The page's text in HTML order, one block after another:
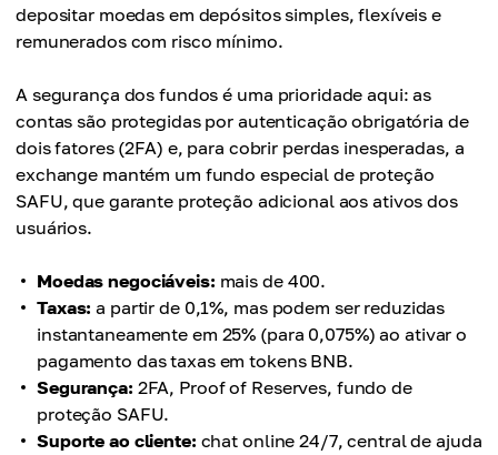
depositar moedas em depósitos simples, flexíveis e
remunerados com risco mínimo.
A segurança dos fundos é uma prioridade aqui: as
contas são protegidas por autenticação obrigatória de
dois fatores (2FA) e, para cobrir perdas inesperadas, a
exchange mantém um fundo especial de proteção
SAFU, que garante proteção adicional aos ativos dos
usuários.
Moedas negociáveis: mais de 400.
Taxas: a partir de 0,1%, mas podem ser reduzidas
instantaneamente em 25% (para 0,075%) ao ativar o
pagamento das taxas em tokens BNB.
Segurança: 2FA, Proof of Reserves, fundo de
proteção SAFU.
Suporte ao cliente: chat online 24/7, central de ajuda